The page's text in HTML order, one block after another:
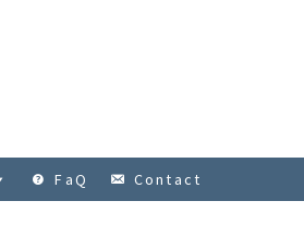
FaQ Contact